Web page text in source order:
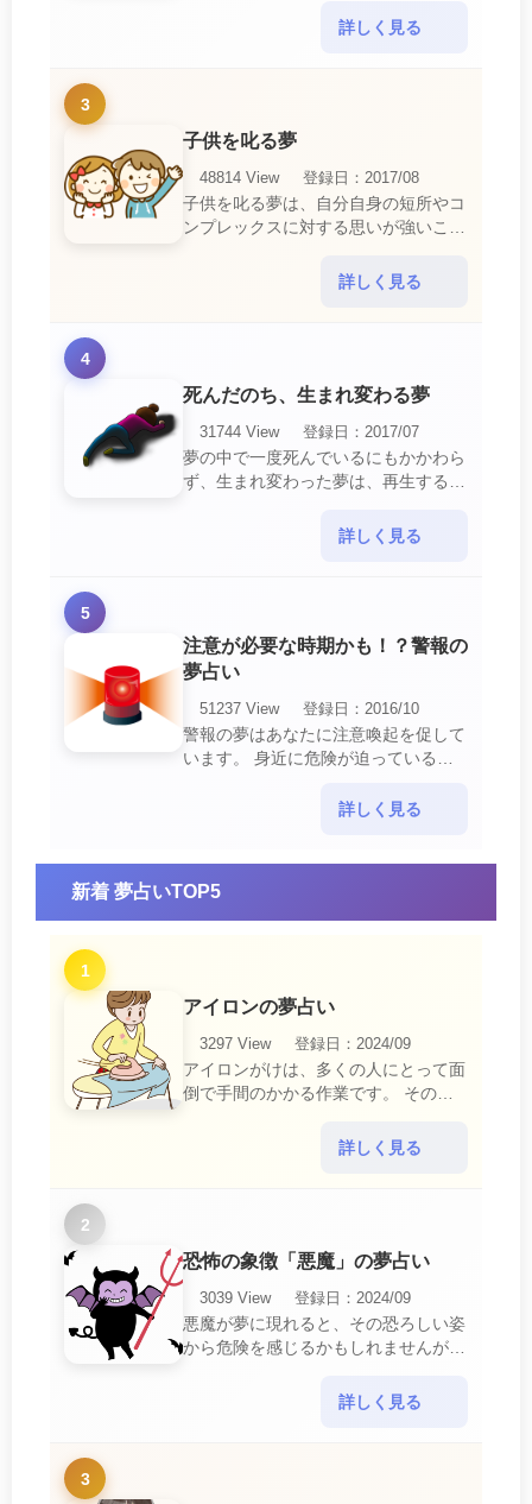
ればあり得ない事が起きるのでビック
詳しく見る
3
子供を叱る夢
48814 View
登録日：2017/08
子供を叱る夢は、自分自身の短所やコ
ンプレックスに対する思いが強いこと
短所やコンプレックスを的確に認識し
詳しく見る
4
死んだのち、生まれ変わる夢
31744 View
登録日：2017/07
夢の中で一度死んでいるにもかかわら
ず、生まれ変わった夢は、再生する夢
あなたに関するすべての運気が上昇し
詳しく見る
5
注意が必要な時期かも！？警報の
夢占い
51237 View
登録日：2016/10
警報の夢はあなたに注意喚起を促して
います。 身近に危険が迫っている暗
て危機を回避する事が必要です。 ま
詳しく見る
新着 夢占いTOP5
1
アイロンの夢占い
3297 View
登録日：2024/09
アイロンがけは、多くの人にとって面
倒で手間のかかる作業です。 そのた
中で感じるわずらわしさやストレスか
詳しく見る
2
恐怖の象徴「悪魔」の夢占い
3039 View
登録日：2024/09
悪魔が夢に現れると、その恐ろしい姿
から危険を感じるかもしれませんが、
詳しく見る
3